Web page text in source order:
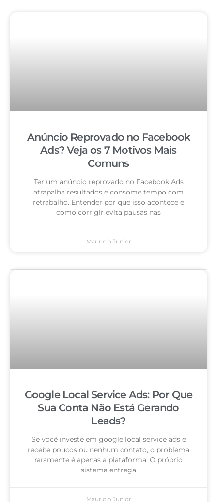
Anúncio Reprovado no Facebook
Ads? Veja os 7 Motivos Mais
Comuns
Ter um anúncio reprovado no Facebook Ads
atrapalha resultados e consome tempo com
retrabalho. Entender por que isso acontece e
como corrigir evita pausas nas
Mauricio Junior
Google Local Service Ads: Por Que
Sua Conta Não Está Gerando
Leads?
Se você investe em google local service ads e
recebe poucos ou nenhum contato, o problema
raramente é apenas a plataforma. O próprio
sistema entrega
Mauricio Junior